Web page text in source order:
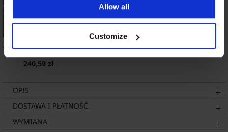
Allow all
Customize
Jednoczęściowy strój
kąpielowy Paula II
240,59 zł
OPIS
DOSTAWA I PŁATNOŚĆ
WYMIANA